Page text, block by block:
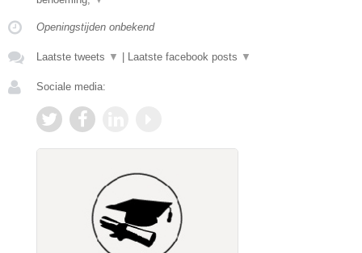
Openingstijden onbekend
Laatste tweets ▼ Laatste facebook posts ▼
Sociale media: